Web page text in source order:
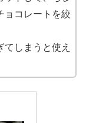
ョコレートを絞
しまうと使え